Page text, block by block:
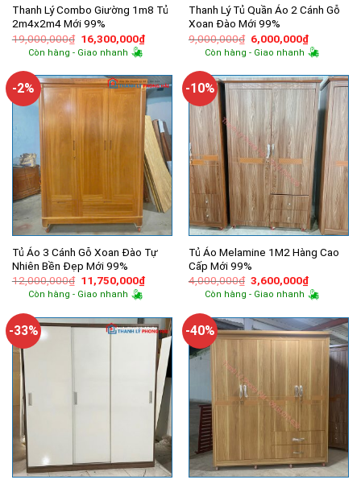
Thanh Lý Combo Giường 1m8 Tủ
2m4x2m4 Mới 99%
19,000,000₫ Giá
gốc
là:
16,300,000₫Giá
hiện
16,300,000₫.
Còn hàng - Giao nhanh
Thanh Lý Tủ Quần Áo 2 Cánh Gỗ
Xoan Đào Mới 99%
9,000,000₫ Giá
gốc
là:
6,000,000₫Giá
hiện
tại
Còn hàng - Giao nhanh
-2%
Tủ Áo 3 Cánh Gỗ Xoan Đào Tự
Nhiên Bền Đẹp Mới 99%
12,000,000₫ Giá
gốc
là:
11,750,000₫Giá
hiện
11,750,000₫.
Còn hàng - Giao nhanh
-10%
Tủ Áo Melamine 1M2 Hàng Cao
Cấp Mới 99%
4,000,000₫ Giá
gốc
là:
3,600,000₫Giá
hiện
tại
Còn hàng - Giao nhanh
-33% -40%